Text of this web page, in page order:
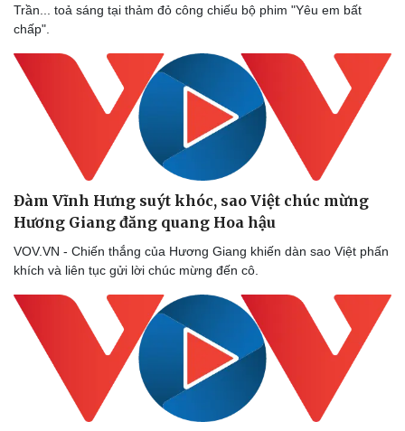
Trần... toả sáng tại thảm đỏ công chiếu bộ phim "Yêu em bất
chấp".
Đàm Vĩnh Hưng suýt khóc, sao Việt chúc mừng
Hương Giang đăng quang Hoa hậu
VOV.VN - Chiến thắng của Hương Giang khiến dàn sao Việt phấn
khích và liên tục gửi lời chúc mừng đến cô.